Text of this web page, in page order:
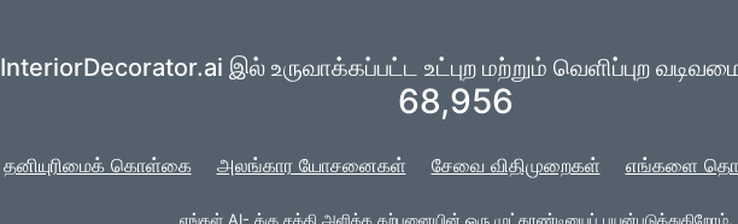
InteriorDecorator.ai இல் உருவாக்கப்பட்ட உட்புற மற்றும் வெளிப்புற
68,956
தனியுரிமைக் கொள்கை அலங்கார யோசனைகள் சேவை விதிமுறைகள் எங்களை
எங்கள் AI- க்கு சக்தி அளிக்க கற்பனையின் ஒரு முட்கரண்டியைப் பயன்படுத்துகிறோம்,